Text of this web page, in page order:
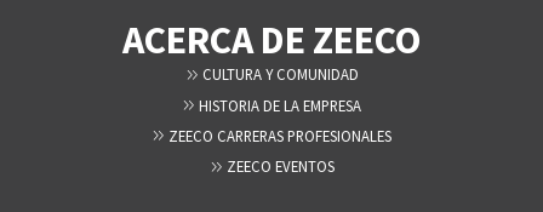
ACERCA DE ZEECO
CULTURA Y COMUNIDAD
HISTORIA DE LA EMPRESA
ZEECO CARRERAS PROFESIONALES
ZEECO EVENTOS